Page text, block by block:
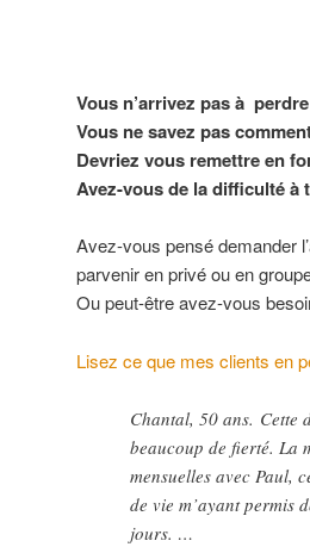
Vous n’arrivez pas à
Vous ne savez pas
Devriez vous remettre en
Avez-vous de la difficulté à
Avez-vous pensé demander
parvenir en privé ou en
Ou peut-être avez-vous
Lisez ce que mes clients en
Chantal, 50 ans. Cette
beaucoup de fierté. La
mensuelles avec Paul,
de vie m’ayant permis
jours. …